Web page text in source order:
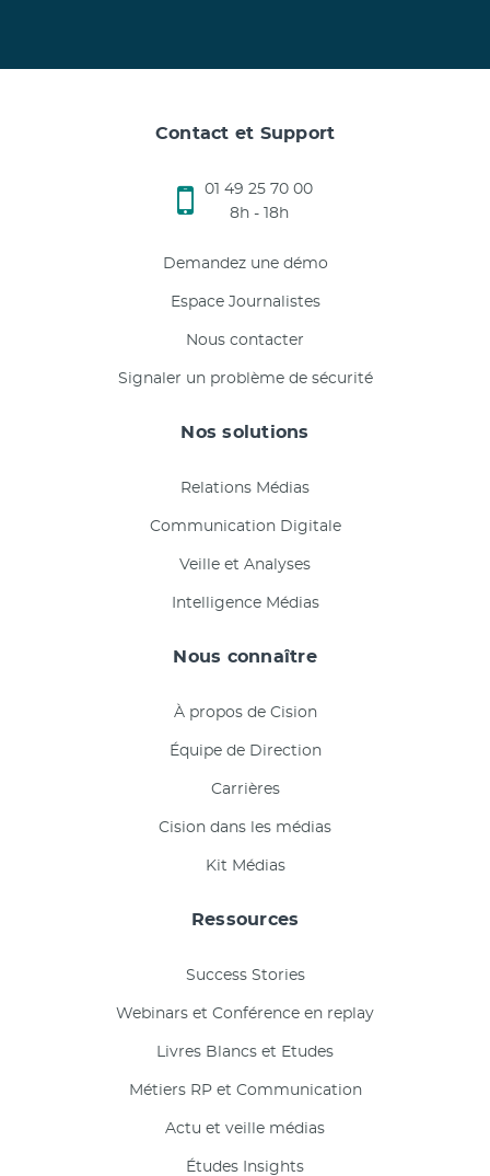
Contact et Support
01 49 25 70 00
8h - 18h
Demandez une démo
Espace Journalistes
Nous contacter
Signaler un problème de sécurité
Nos solutions
Relations Médias
Communication Digitale
Veille et Analyses
Intelligence Médias
Nous connaître
À propos de Cision
Équipe de Direction
Carrières
Cision dans les médias
Kit Médias
Ressources
Success Stories
Webinars et Conférence en replay
Livres Blancs et Etudes
Métiers RP et Communication
Actu et veille médias
Études Insights